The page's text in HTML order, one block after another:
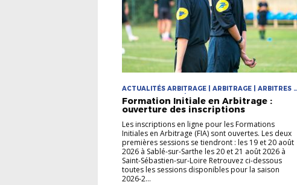
ACTUALITÉS ARBITRAGE | ARBITRAGE | ARBITRES |
DEVENIR ARBITRE | FORMATIONS
Formation Initiale en Arbitrage :
ouverture des inscriptions
Les inscriptions en ligne pour les Formations
Initiales en Arbitrage (FIA) sont ouvertes. Les deux
premières sessions se tiendront : les 19 et 20 août
2026 à Sablé-sur-Sarthe les 20 et 21 août 2026 à
Saint-Sébastien-sur-Loire Retrouvez ci-dessous
toutes les sessions disponibles pour la saison
2026-2...